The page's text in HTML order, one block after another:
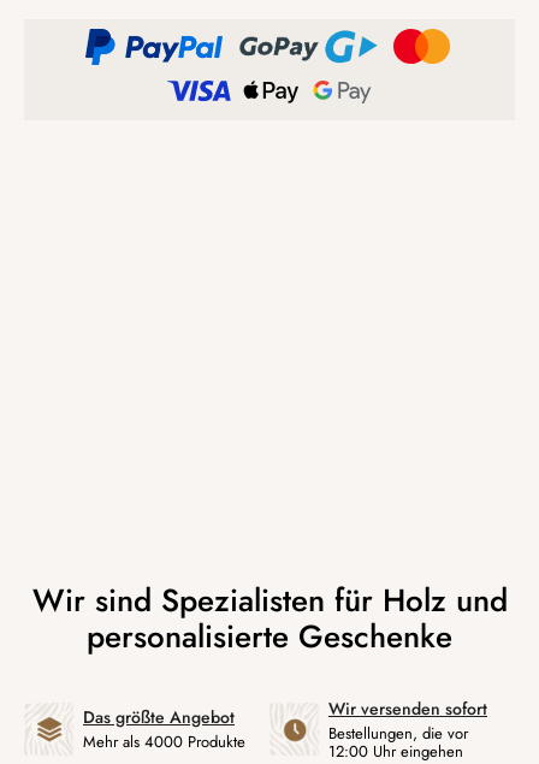
Das größte Angebot
Mehr als 4000 Produkte
Wir versenden sofort
Bestellungen, die vor
12:00 Uhr eingehen